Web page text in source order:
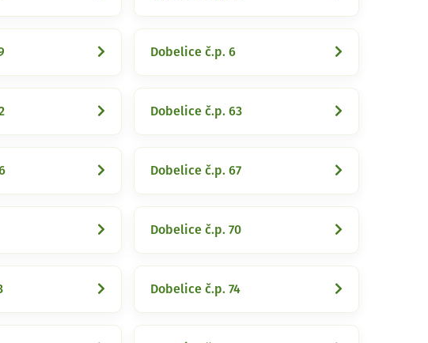
Dobelice č.p. 6
Dobelice č.p. 63
Dobelice č.p. 67
Dobelice č.p. 70
Dobelice č.p. 74